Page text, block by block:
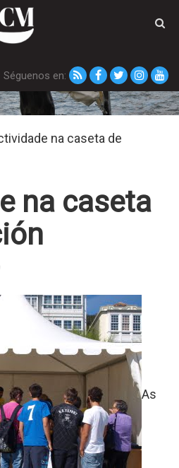
Séguenos en:
Novas
na caseta de
na caseta
As